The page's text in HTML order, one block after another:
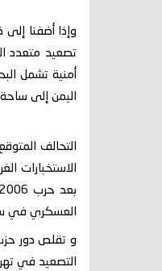
تصعيد متعدد
أمنية تشمل
اليمن إلى
الاستخبارات
العسكري في
و تقلص دور
التصعيد في